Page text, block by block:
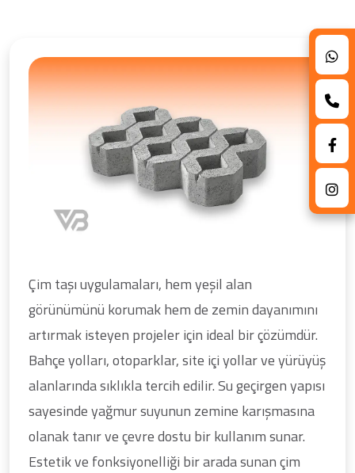
Çim taşı uygulamaları, hem yeşil alan
görünümünü korumak hem de zemin dayanımını
artırmak isteyen projeler için ideal bir çözümdür.
Bahçe yolları, otoparklar, site içi yollar ve yürüyüş
alanlarında sıklıkla tercih edilir. Su geçirgen yapısı
sayesinde yağmur suyunun zemine karışmasına
olanak tanır ve çevre dostu bir kullanım sunar.
Estetik ve fonksiyonelliği bir arada sunan çim